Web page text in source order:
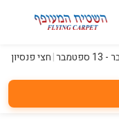
- 13 ספטמבר |חצי פנסיון